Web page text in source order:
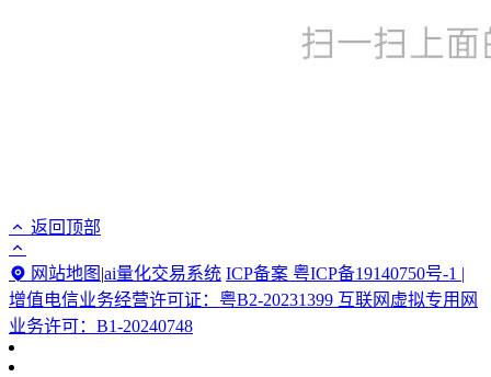
返回顶部
网站地图 |ai量化交易系统 ICP备案 粤ICP备19140750号-1 |
增值电信业务经营许可证：粤B2-20231399 互联网虚拟专用网
业务许可：B1-20240748